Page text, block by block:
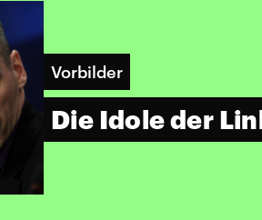
Vorbilder
Die Idole der